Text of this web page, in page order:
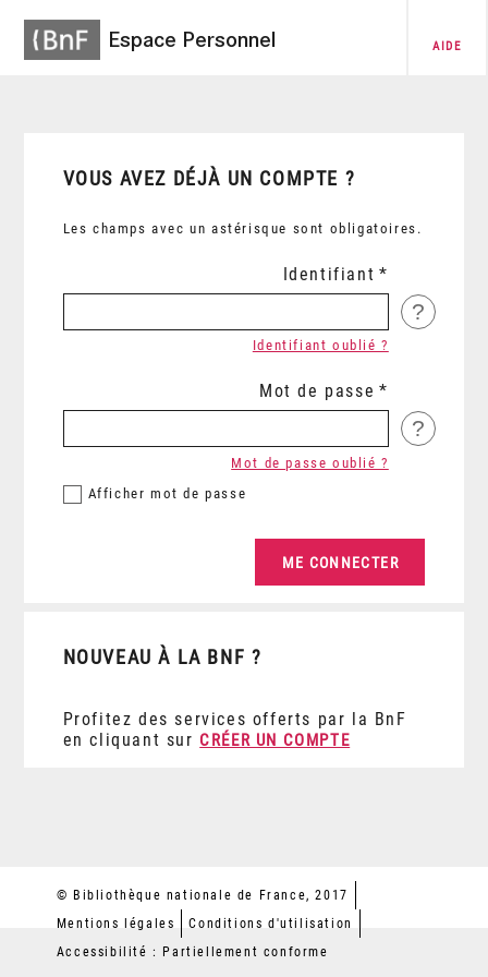
Espace Personnel AIDE
VOUS AVEZ DÉJÀ UN COMPTE ?
Les champs avec un astérisque sont obligatoires.
Identifiant
?
Identifiant oublié ?
Mot de passe
?
Afficher mot de passe
Mot de passe oublié ?
NOUVEAU À LA BNF ?
Profitez des services offerts par la BnF
en cliquant sur CRÉER UN COMPTE
© Bibliothèque nationale de France, 2017
Mentions légales
Conditions d'utilisation
Accessibilité : Partiellement conforme